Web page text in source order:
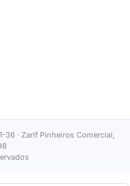
36 · Zarif Pinheiros Comercial,